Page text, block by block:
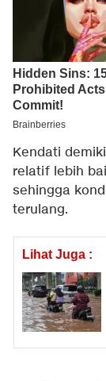
Kendati
relatif lebih
sehingga
terulang.
Lihat Juga :